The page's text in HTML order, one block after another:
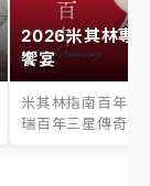
2026米其林專
饗宴
米其林指南百年之
瑞百年三星傳奇、